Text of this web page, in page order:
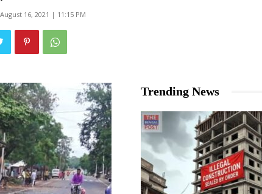
August 16, 2021 | 11:15 PM
Trending News